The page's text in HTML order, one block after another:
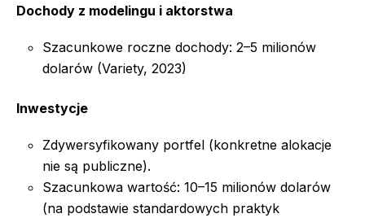
Dochody z modelingu i aktorstwa
Szacunkowe roczne dochody: 2–5 milionów
dolarów (Variety, 2023)
Inwestycje
Zdywersyfikowany portfel (konkretne alokacje
nie są publiczne).
Szacunkowa wartość: 10–15 milionów dolarów
(na podstawie standardowych praktyk